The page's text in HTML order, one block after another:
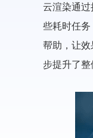
云渲染通
些耗时任
帮助，让
步提升了整